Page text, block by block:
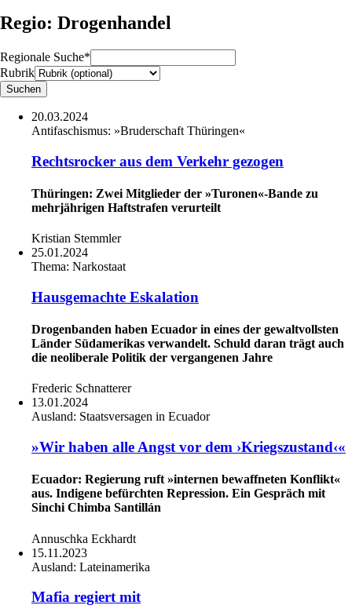
Regio: Drogenhandel
Regionale Suche*
Rubrik
20.03.2024
Antifaschismus: »Bruderschaft Thüringen«
Rechtsrocker aus dem Verkehr gezogen
Thüringen: Zwei Mitglieder der »Turonen«-Bande zu
mehrjährigen Haftstrafen verurteilt
Kristian Stemmler
25.01.2024
Thema: Narkostaat
Hausgemachte Eskalation
Drogenbanden haben Ecuador in eines der gewaltvollsten
Länder Südamerikas verwandelt. Schuld daran trägt auch
die neoliberale Politik der vergangenen Jahre
Frederic Schnatterer
13.01.2024
Ausland: Staatsversagen in Ecuador
»Wir haben alle Angst vor dem ›Kriegszustand‹«
Ecuador: Regierung ruft »internen bewaffneten Konflikt«
aus. Indigene befürchten Repression. Ein Gespräch mit
Sinchi Chimba Santillán
Annuschka Eckhardt
15.11.2023
Ausland: Lateinamerika
Mafia regiert mit